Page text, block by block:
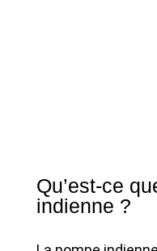
Qu’est-ce
indienne ?